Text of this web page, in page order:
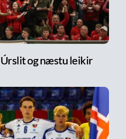
og næstu leikir